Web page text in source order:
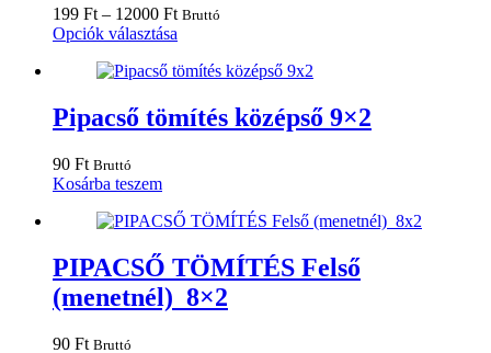
termékoldalon
199 Ft – 12000 FtÁrtartomány:
12000 Ft
Bruttó
Opciók választása
terméknek
variációja
van.
termékoldalon
választhatók
Pipacső tömítés középső 9×2
90 Ft Bruttó
Kosárba teszem
PIPACSŐ TÖMÍTÉS Felső
(menetnél) 8×2
90 Ft Bruttó